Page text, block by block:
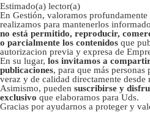
Estimado(a) lector(a)
En Gestión, valoramos
realizamos para mantenerlos
no está permitido, reproducir,
o parcialmente los contenidos que
autorizacion previa y expresa de
En su lugar, los invitamos a
publicaciones, para que más
veraz y de calidad directamente desde
Asimismo, pueden suscribirse y
exclusivo que elaboramos para Uds.
Gracias por ayudarnos a proteger y